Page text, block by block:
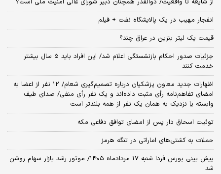
انفجار مهیب در یک پالایشگاه نفت + فیلم
قیمت یک لیتر بنزین در عراق چند؟
جزئیات صدور احکام بازنشستگی اعلام شد/ این افراد باید ۵ سال بیشتر
خدمت کنند
اظهارات جدید معاون پزشکیان درباره تصمیم‌گیری شعام/ ۱۲ نفر از اعضا به
امضای تفاهم‌نامه رأی مثبت داده‌اند و یک نفر رأی منفی/ صدای طیف
وابسته یا نزدیک به همان یک نفر از همه بلندتر است
توئیت اسحاق دار پس از امضای توافق دفاعی مکه
حملات به کشتی‌های اماراتی در تنگه هرمز
پیش بینی بورس فردا شنبه ۱۷ مردادماه ۱۴۰۵/ موتور رشد بازار سهام روشن
شد